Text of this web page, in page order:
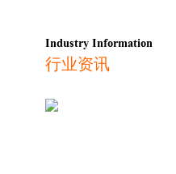
Industry Information
行业资讯